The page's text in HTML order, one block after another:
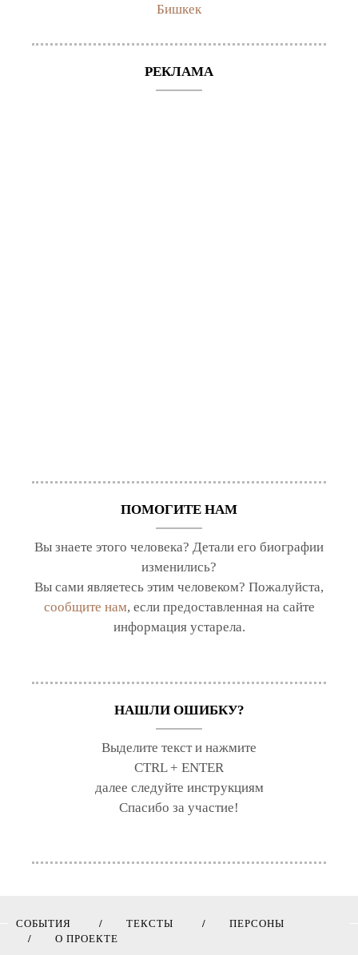
Бишкек
РЕКЛАМА
ПОМОГИТЕ НАМ
Вы знаете этого человека? Детали его биографии
изменились?
Вы сами являетесь этим человеком? Пожалуйста,
сообщите нам, если предоставленная на сайте
информация устарела.
НАШЛИ ОШИБКУ?
Выделите текст и нажмите
CTRL + ENTER
далее следуйте инструкциям
Спасибо за участие!
СОБЫТИЯ ТЕКСТЫ
ПЕРСОНЫ
О ПРОЕКТЕ